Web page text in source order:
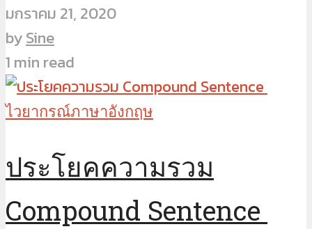
มกราคม 21, 2020
bySine
1 min read
ไวยากรณ์ภาษาอังกฤษ
ประโยคความรวม
Compound Sentence